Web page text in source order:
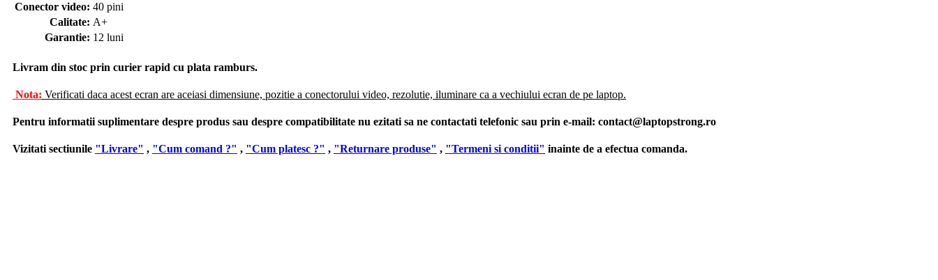
Conector video: 40 pini
Calitate: A+
Garantie: 12 luni
Livram din stoc prin curier rapid cu plata ramburs.
Nota: Verificati daca acest ecran are aceiasi dimensiune, pozitie a conectorului video, rezolutie, iluminare ca a vechiului ecran de pe laptop.
Pentru informatii suplimentare despre produs sau despre compatibilitate nu ezitati sa ne contactati telefonic sau prin e-mail: contact@laptopstrong.ro
Vizitati sectiunile "Livrare" , "Cum comand ?" , "Cum platesc ?" , "Returnare produse" , "Termeni si conditii" inainte de a efectua comanda.